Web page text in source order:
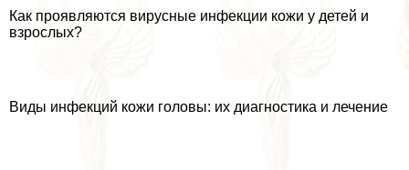
Как проявляются вирусные инфекции кожи у детей и
взрослых?
Виды инфекций кожи головы: их диагностика и лечение